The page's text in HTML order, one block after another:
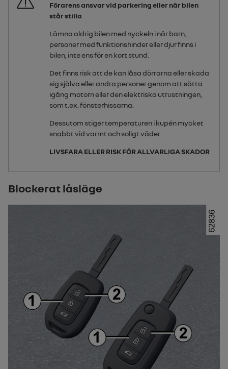
Förarens ansvar vid parkering eller när bilen
står stilla
Lämna aldrig bilen med nyckeln i när barn,
personer med funktionshinder eller djur finns i
bilen, inte ens för en kort stund.
Det finns risk att de kan låsa dörrarna eller skada
sig själva eller andra personer genom att sätta
igång motorn eller den elektriska utrustningen,
som t.ex. fönsterhissarna.
Dessutom stiger temperaturen i kupén mycket
snabbt vid varmt och soligt väder.
LIVSFARA ELLER RISK FÖR ALLVARLIGA SKADOR
Blockerat låsläge